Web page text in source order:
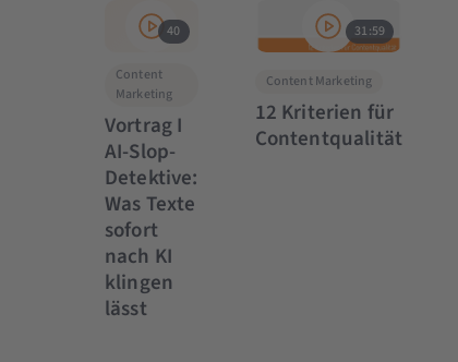
40
Content
Marketing
Vortrag I
AI-Slop-
Detektive:
Was Texte
sofort
nach KI
klingen
lässt
31:59
Content Marketing
12 Kriterien für
Contentqualität